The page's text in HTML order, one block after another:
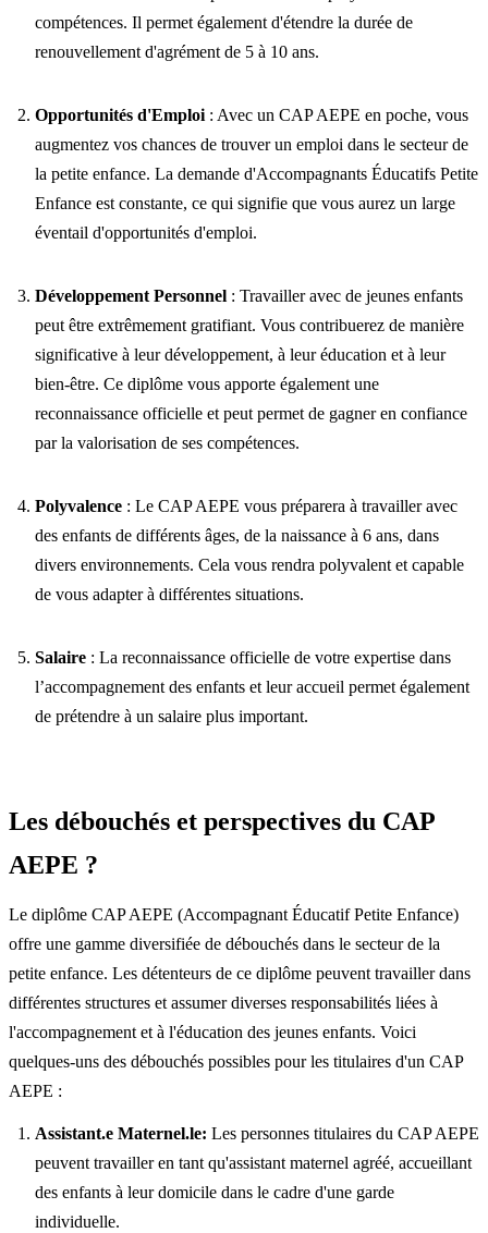
compétences. Il permet également d'étendre la durée de
renouvellement d'agrément de 5 à 10 ans.
Opportunités d'Emploi : Avec un CAP AEPE en poche, vous
augmentez vos chances de trouver un emploi dans le secteur de
la petite enfance. La demande d'Accompagnants Éducatifs Petite
Enfance est constante, ce qui signifie que vous aurez un large
éventail d'opportunités d'emploi.
Développement Personnel : Travailler avec de jeunes enfants
peut être extrêmement gratifiant. Vous contribuerez de manière
significative à leur développement, à leur éducation et à leur
bien-être. Ce diplôme vous apporte également une
reconnaissance officielle et peut permet de gagner en confiance
par la valorisation de ses compétences.
Polyvalence : Le CAP AEPE vous préparera à travailler avec
des enfants de différents âges, de la naissance à 6 ans, dans
divers environnements. Cela vous rendra polyvalent et capable
de vous adapter à différentes situations.
Salaire : La reconnaissance officielle de votre expertise dans
l’accompagnement des enfants et leur accueil permet également
de prétendre à un salaire plus important.
Les débouchés et perspectives du CAP
AEPE ?
Le diplôme CAP AEPE (Accompagnant Éducatif Petite Enfance)
offre une gamme diversifiée de débouchés dans le secteur de la
petite enfance. Les détenteurs de ce diplôme peuvent travailler dans
différentes structures et assumer diverses responsabilités liées à
l'accompagnement et à l'éducation des jeunes enfants. Voici
quelques-uns des débouchés possibles pour les titulaires d'un CAP
AEPE :
Assistant.e Maternel.le: Les personnes titulaires du CAP AEPE
peuvent travailler en tant qu'assistant maternel agréé, accueillant
des enfants à leur domicile dans le cadre d'une garde
individuelle.